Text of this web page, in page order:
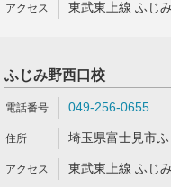
東武東上線 ふじ
ふじみ野西口校
049-256-0655
埼玉県富士見市
東武東上線 ふじ